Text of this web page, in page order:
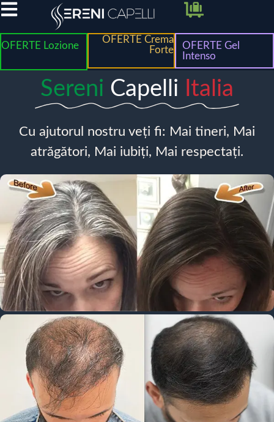
OFERTE Lozione
OFERTE Crema
Forte
OFERTE Gel
Intenso
Sereni Capelli Italia
Cu ajutorul nostru veți fi: Mai tineri, Mai
atrăgători, Mai iubiți, Mai respectați.